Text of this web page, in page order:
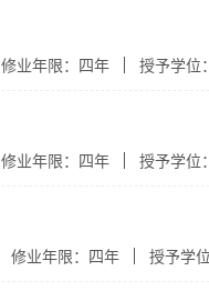
修业年限：四年 授予学位
修业年限：四年 授予学位
修业年限：四年 授予学